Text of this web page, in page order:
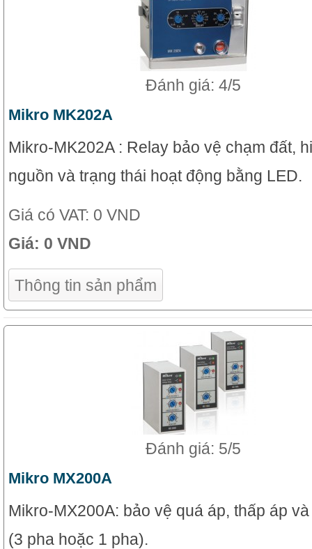
Đánh giá: 4/5
Mikro MK202A
Mikro-MK202A : Relay bảo vệ chạm đất,
nguồn và trạng thái hoạt động bằng LED.
Giá có VAT: 0 VND
Giá: 0 VND
Thông tin sản phẩm
Đánh giá: 5/5
Mikro MX200A
Mikro-MX200A: bảo vệ quá áp, thấp áp
(3 pha hoặc 1 pha).